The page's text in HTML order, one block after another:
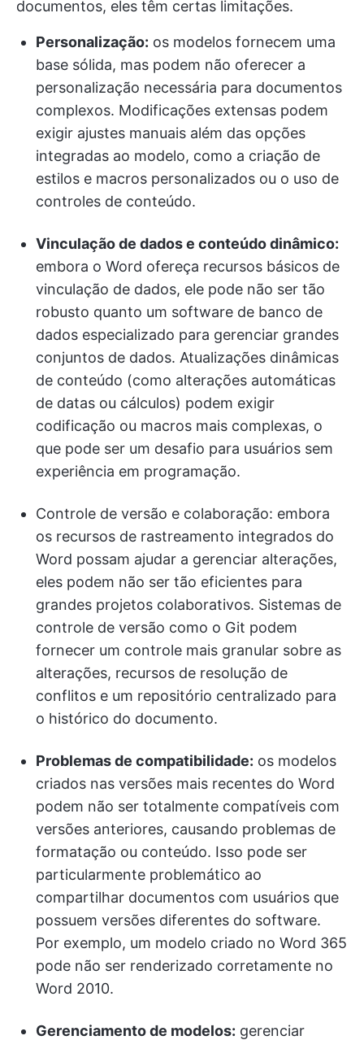
documentos, eles têm certas limitações.
Personalização: os modelos fornecem uma
base sólida, mas podem não oferecer a
personalização necessária para documentos
complexos. Modificações extensas podem
exigir ajustes manuais além das opções
integradas ao modelo, como a criação de
estilos e macros personalizados ou o uso de
controles de conteúdo.
Vinculação de dados e conteúdo dinâmico:
embora o Word ofereça recursos básicos de
vinculação de dados, ele pode não ser tão
robusto quanto um software de banco de
dados especializado para gerenciar grandes
conjuntos de dados. Atualizações dinâmicas
de conteúdo (como alterações automáticas
de datas ou cálculos) podem exigir
codificação ou macros mais complexas, o
que pode ser um desafio para usuários sem
experiência em programação.
Controle de versão e colaboração: embora
os recursos de rastreamento integrados do
Word possam ajudar a gerenciar alterações,
eles podem não ser tão eficientes para
grandes projetos colaborativos. Sistemas de
controle de versão como o Git podem
fornecer um controle mais granular sobre as
alterações, recursos de resolução de
conflitos e um repositório centralizado para
o histórico do documento.
Problemas de compatibilidade: os modelos
criados nas versões mais recentes do Word
podem não ser totalmente compatíveis com
versões anteriores, causando problemas de
formatação ou conteúdo. Isso pode ser
particularmente problemático ao
compartilhar documentos com usuários que
possuem versões diferentes do software.
Por exemplo, um modelo criado no Word 365
pode não ser renderizado corretamente no
Word 2010.
Gerenciamento de modelos: gerenciar